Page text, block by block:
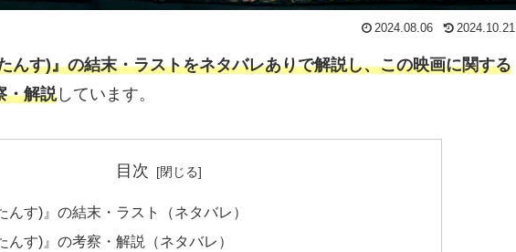
2024.08.06 2024.10.21
んす)』の結末・ラストをネタバレありで解説し、この映画に関する
・解説しています。
目次
んす)』の結末・ラスト（ネタバレ）
んす)』の考察・解説（ネタバレ）